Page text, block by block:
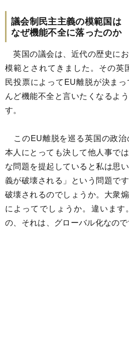
議会制民主主義の模範国は
なぜ機能不全に落ったのか
英国の議会は、近代の歴史に
模範とされてきました。その英
民投票によってEU離脱が決ま
んど機能不全と言いたくなるよ
す。
このEU離脱を巡る英国の政
本人にとっても決して他人事で
な問題を提起していると私は思
義が破壊される」という問題で
破壊されるのでしょうか。大衆
によってでしょうか。違いま
の、それは、グローバル化なので